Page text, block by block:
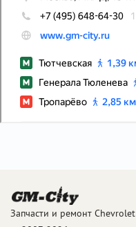
Запчасти и ремонт Chevrolet